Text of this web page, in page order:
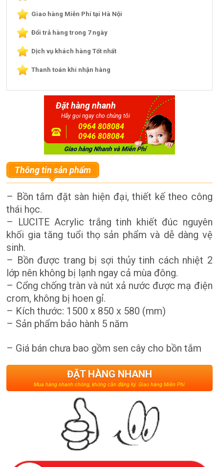
Giao hàng Miễn Phí tại Hà Nội
Đổi trả hàng trong 7 ngày
Dịch vụ khách hàng Tốt nhất
Thanh toán khi nhận hàng
Đặt hàng nhanh
Hãy gọi ngay cho chúng tôi
0964 808084
0946 808084
Thông tin sản phẩm
– Bồn tắm đặt sàn hiện đại, thiết kế theo công
thái học.
– LUCITE Acrylic trắng tinh khiết đúc nguyên
khối gia tăng tuổi thọ sản phẩm và dễ dàng vệ
sinh.
– Bồn được trang bị sợi thủy tinh cách nhiệt 2
lớp nên không bị lạnh ngay cả mùa đông.
– Cổng chống tràn và nút xả nước được mạ điện
crom, không bị hoen gỉ.
– Kích thước: 1500 x 850 x 580 (mm)
– Sản phẩm bảo hành 5 năm
– Giá bán chưa bao gồm sen cây cho bồn tắm
ĐẶT HÀNG NHANH
Mua hàng nhanh chóng, không cần đăng ký. Giao hàng Miễn Phí